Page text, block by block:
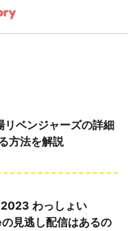
ベンジャーズの詳細
方法を解説
わっしょい
見逃し配信はあるの